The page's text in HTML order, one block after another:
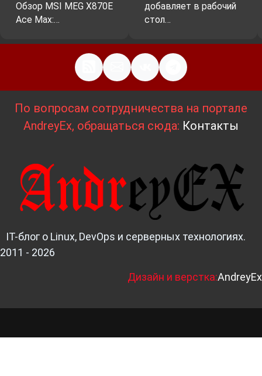
Обзор MSI MEG X870E
Ace Max:…
добавляет в рабочий
стол…
По вопросам сотрудничества на портале
AndreyEx, обращаться сюда: Контакты
IT-блог о Linux, DevOps и серверных технологиях.
2011 - 2026
Дизайн и верстка:AndreyEx